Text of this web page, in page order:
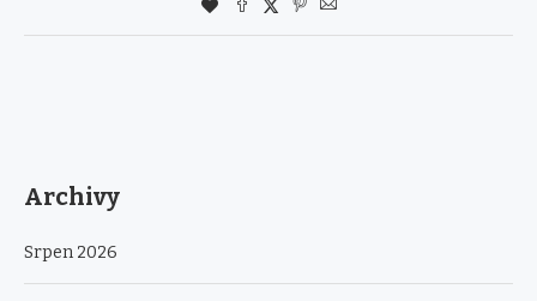
Archivy
Srpen 2026